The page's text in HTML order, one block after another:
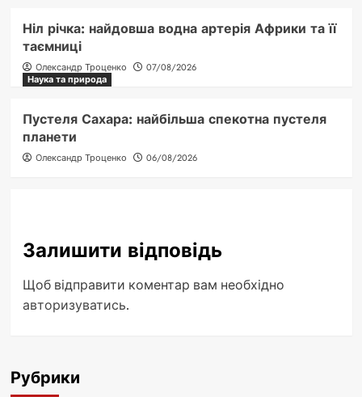
Ніл річка: найдовша водна артерія Африки та її
таємниці
Олександр Троценко
07/08/2026
Наука та природа
Пустеля Сахара: найбільша спекотна пустеля
планети
Олександр Троценко 06/08/2026
Залишити відповідь
Щоб відправити коментар вам необхідно
авторизуватись.
Рубрики